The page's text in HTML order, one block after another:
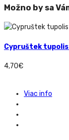
Možno by sa
Cypruštek
4,70€
Viac info